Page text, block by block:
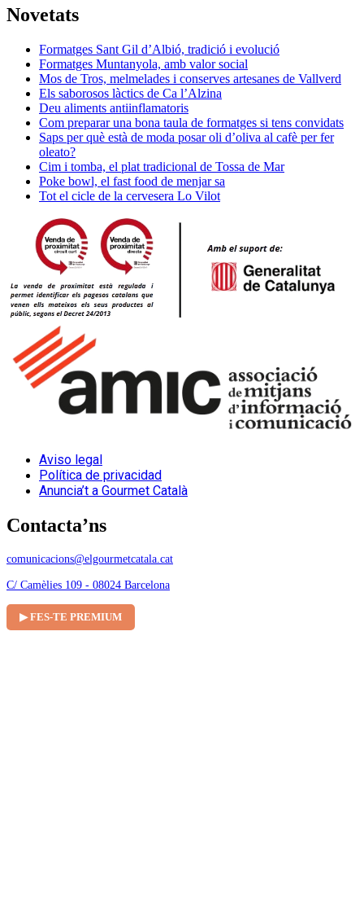
Novetats
Formatges Sant Gil d’Albió, tradició i evolució
Formatges Muntanyola, amb valor social
Mos de Tros, melmelades i conserves artesanes de Vallverd
Els saborosos làctics de Ca l’Alzina
Deu aliments antiinflamatoris
Com preparar una bona taula de formatges si tens convidats
Saps per què està de moda posar oli d’oliva al cafè per fer
oleato?
Cim i tomba, el plat tradicional de Tossa de Mar
Poke bowl, el fast food de menjar sa
Tot el cicle de la cervesera Lo Vilot
Aviso legal
Política de privacidad
Anuncia’t a Gourmet Català
Contacta’ns
comunicacions@elgourmetcatala.cat
C/ Camèlies 109 - 08024 Barcelona
▶ FES-TE PREMIUM